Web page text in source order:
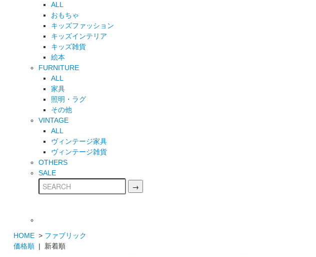
ALL
おもちゃ
キッズファッション
キッズインテリア
キッズ雑貨
絵本
FURNITURE
ALL
家具
照明・ラグ
その他
VINTAGE
ALL
ヴィンテージ家具
ヴィンテージ雑貨
OTHERS
SALE
HOME> ファブリック
価格順| 新着順